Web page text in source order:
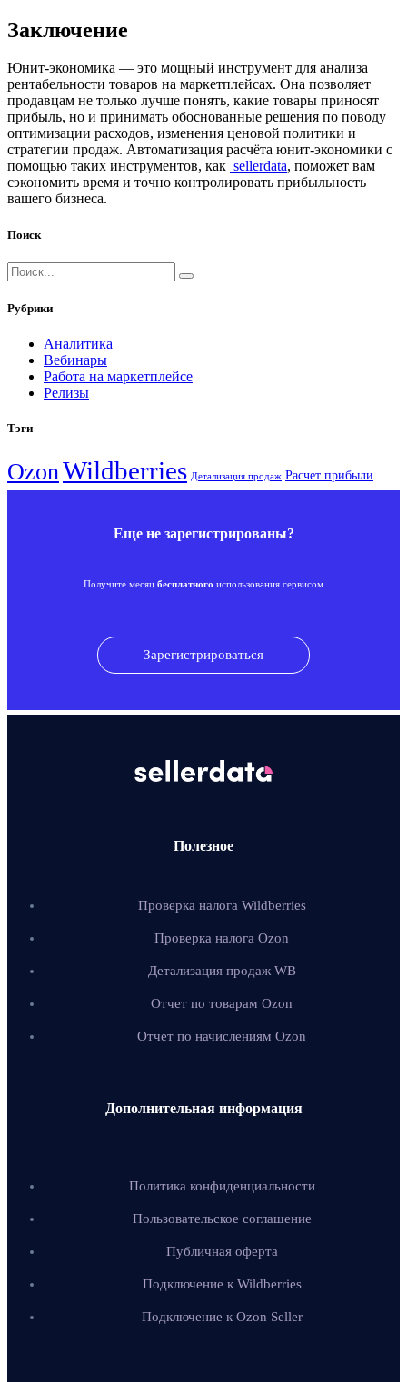
Заключение
Юнит-экономика — это мощный инструмент для анализа
рентабельности товаров на маркетплейсах. Она позволяет
продавцам не только лучше понять, какие товары приносят
прибыль, но и принимать обоснованные решения по поводу
оптимизации расходов, изменения ценовой политики и
стратегии продаж. Автоматизация расчёта юнит-экономики с
помощью таких инструментов, как sellerdata, поможет вам
сэкономить время и точно контролировать прибыльность
вашего бизнеса.
Поиск
Рубрики
Аналитика
Вебинары
Работа на маркетплейсе
Релизы
Тэги
OzonWildberries Детализация продаж Расчет прибыли
Еще не зарегистрированы?
Получите месяц бесплатного использования сервисом
Зарегистрироваться
Полезное
Проверка налога Wildberries
Проверка налога Ozon
Детализация продаж WB
Отчет по товарам Ozon
Отчет по начислениям Ozon
Дополнительная информация
Политика конфиденциальности
Пользовательское соглашение
Публичная оферта
Подключение к Wildberries
Подключение к Ozon Seller